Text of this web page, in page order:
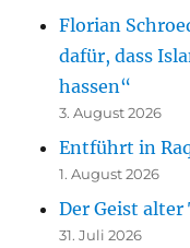
Florian
dafür, dass
hassen“
3. August 2026
Entführt in
1. August 2026
Der Geist alter
31. Juli 2026